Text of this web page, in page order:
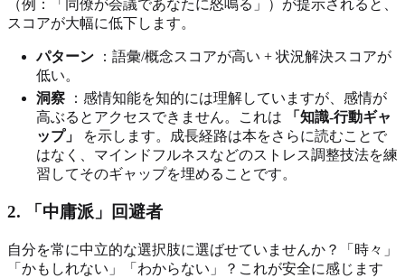
（例：「同僚が会議であなたに怒鳴る」）が提示されると、
スコアが大幅に低下します。
パターン ：語彙/概念スコアが高い + 状況解決スコアが
低い。
洞察 ：感情知能を知的には理解していますが、感情が
高ぶるとアクセスできません。これは
「知識-行動ギャ
ップ」
を示します。成長経路は本をさらに読むことで
はなく、マインドフルネスなどのストレス調整技法を練
習してそのギャップを埋めることです。
2. 「中庸派」回避者
自分を常に中立的な選択肢に選ばせていませんか？「時々」
「かもしれない」「わからない」？これが安全に感じます